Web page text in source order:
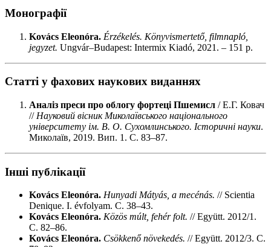
Монографії
Kovács Eleonóra. Érzékelés. Könyvismertető, filmnapló,
jegyzet. Ungvár–Budapest: Intermix Kiadó, 2021. – 151 p.
Статті у фахових наукових виданнях
Аналіз преси про облогу фортеці Пшемисл / Е.Г. Ковач
// Науковий вісник Миколаївського національного
університету ім. В. О. Сухомлинського. Історичні науки.
Миколаїв, 2019. Вип. 1. С. 83–87.
Інші публікації
Kovács Eleonóra. Hunyadi Mátyás, a mecénás. // Scientia
Denique. I. évfolyam. С. 38–43.
Kovács Eleonóra. Közös múlt, fehér folt. // Együtt. 2012/1.
С. 82–86.
Kovács Eleonóra. Csökkenő növekedés. // Együtt. 2012/3. С.